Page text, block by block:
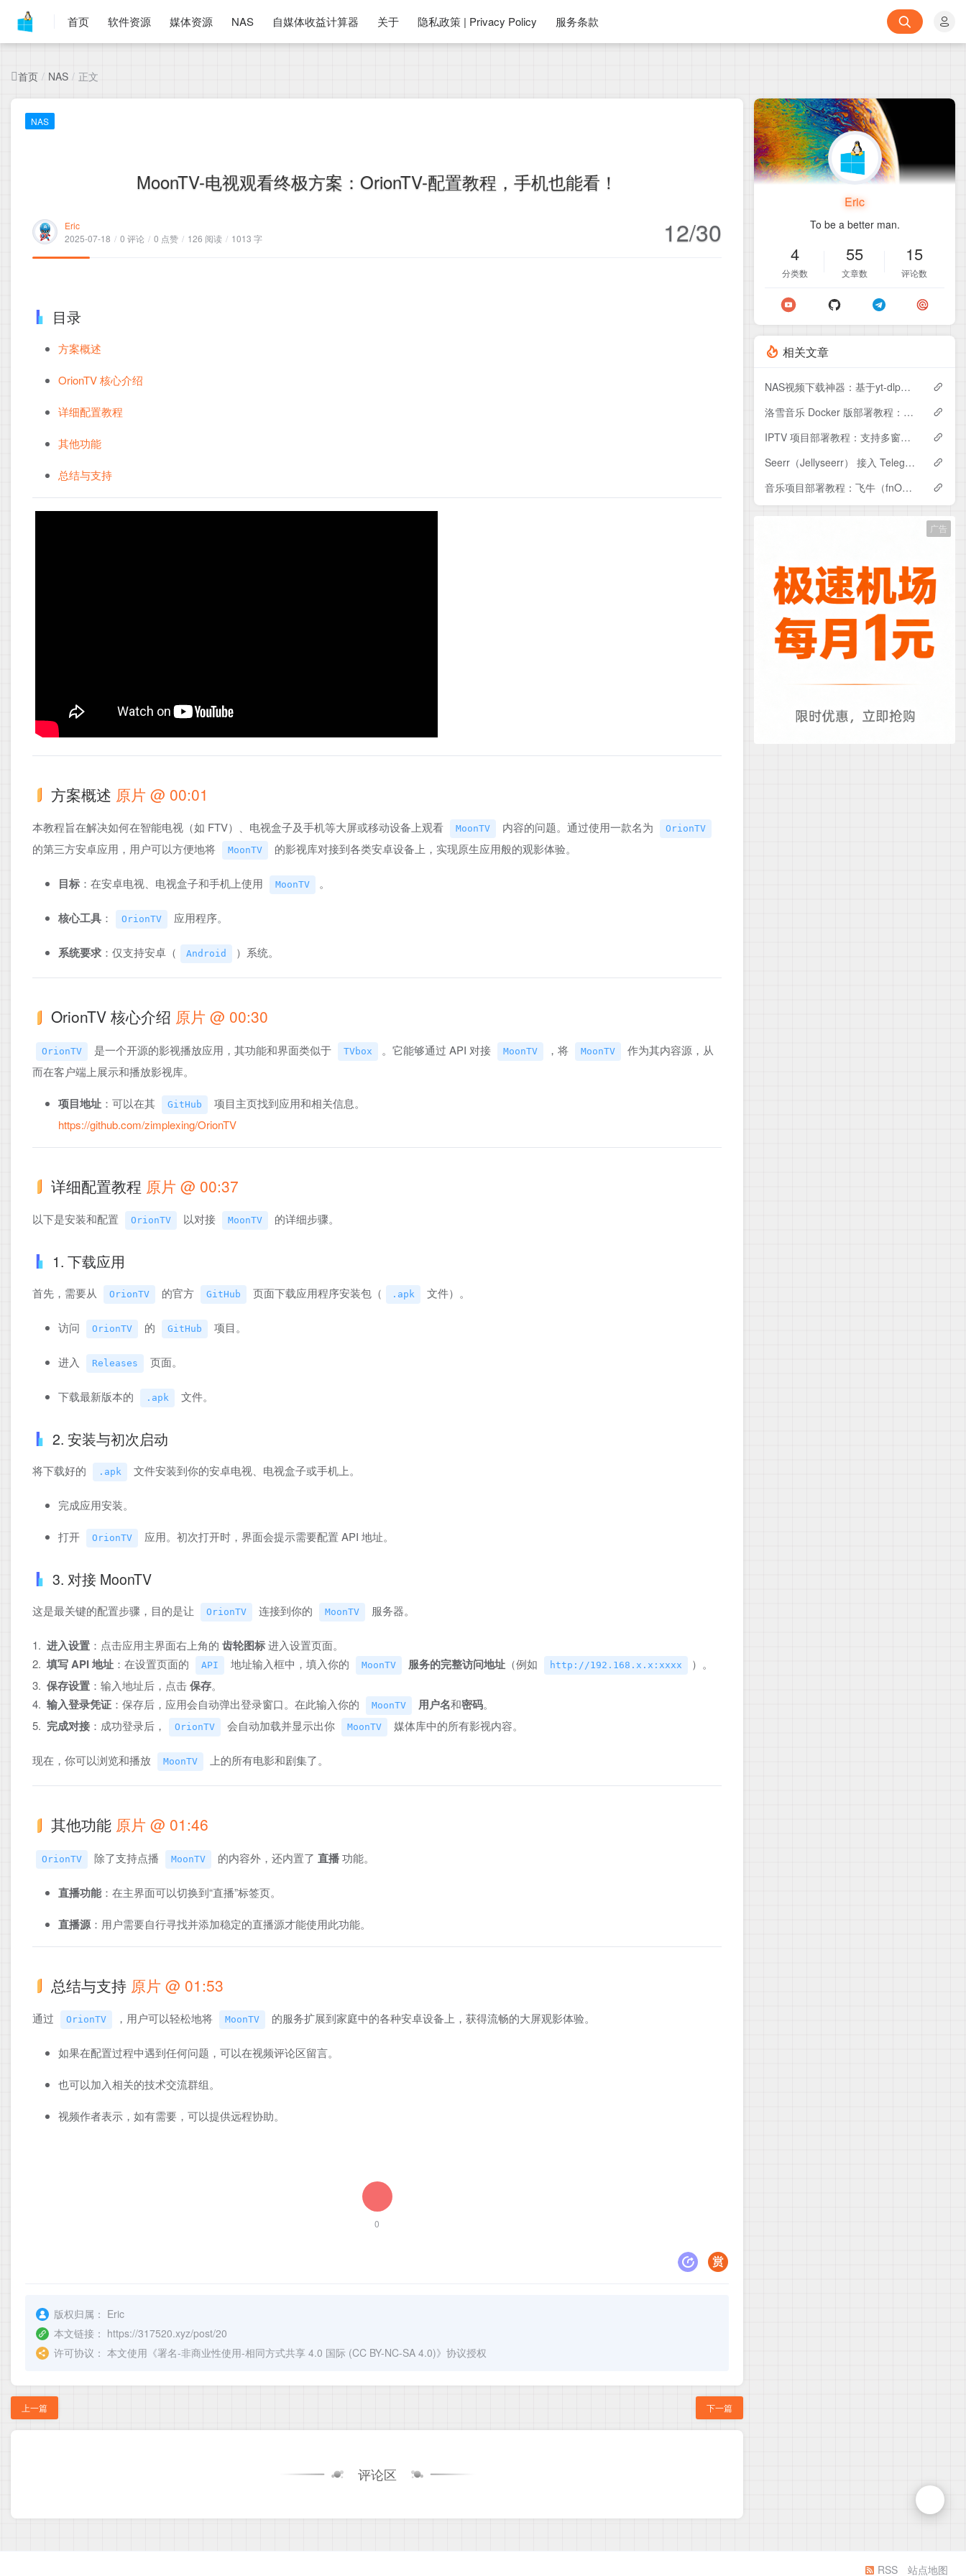
首页 软件资源 媒体资源 NAS 自媒体收益计算器 关于 隐私政策 | Privacy Policy 服务条款
首页 / NAS / 正文
NAS
MoonTV-电视观看终极方案：OrionTV-配置教程，手机也能看！
Eric
2025-07-18 / 0 评论 / 0 点赞 / 126 阅读 / 1013 字 12/30
目录
方案概述
OrionTV 核心介绍
详细配置教程
其他功能
总结与支持
方案概述 原片 @ 00:01
本教程旨在解决如何在智能电视（如 FTV）、电视盒子及手机等大屏或移动设备上观看 MoonTV 内容的问题。通过使用一款名为 OrionTV
的第三方安卓应用，用户可以方便地将 MoonTV 的影视库对接到各类安卓设备上，实现原生应用般的观影体验。
目标 ：在安卓电视、电视盒子和手机上使用 MoonTV 。
核心工具 ： OrionTV 应用程序。
系统要求 ：仅支持安卓（ Android ）系统。
OrionTV 核心介绍 原片 @ 00:30
OrionTV 是一个开源的影视播放应用，其功能和界面类似于 TVbox 。它能够通过 API 对接 MoonTV ，将 MoonTV
作为其内容源，从
而在客户端上展示和播放影视库。
项目地址 ：可以在其 GitHub
项目主页找到应用和相关信息。
https://github.com/zimplexing/OrionTV
详细配置教程 原片 @ 00:37
以下是安装和配置 OrionTV 以对接 MoonTV 的详细步骤。
1. 下载应用
首先，需要从 OrionTV 的官方 GitHub 页面下载应用程序安装包（ .apk 文件）。
访问 OrionTV 的 GitHub 项目。
进入 Releases 页面。
下载最新版本的 .apk 文件。
2. 安装与初次启动
将下载好的 .apk 文件安装到你的安卓电视、电视盒子或手机上。
完成应用安装。
打开 OrionTV 应用。初次打开时，界面会提示需要配置 API 地址。
3. 对接 MoonTV
这是最关键的配置步骤，目的是让 OrionTV 连接到你的 MoonTV 服务器。
1. 进入设置 ：点击应用主界面右上角的 齿轮图标进入设置页面。
2. 填写 API 地址 ：在设置页面的 API 地址输入框中，填入你的 MoonTV 服务的完整访问地址 （例如 http://192.168.x.x:xxxx
）。
3. 保存设置 ：输入地址后，点击保存。
4. 输入登录凭证 ：保存后，应用会自动弹出登录窗口。在此输入你的 MoonTV 用户名和密码。
5. 完成对接 ：成功登录后， OrionTV 会自动加载并显示出你 MoonTV 媒体库中的所有影视内容。
现在，你可以浏览和播放 MoonTV 上的所有电影和剧集了。
其他功能 原片 @ 01:46
OrionTV 除了支持点播 MoonTV 的内容外，还内置了 直播功能。
直播功能 ：在主界面可以切换到“直播”标签页。
直播源 ：用户需要自行寻找并添加稳定的直播源才能使用此功能。
总结与支持 原片 @ 01:53
通过 OrionTV ，用户可以轻松地将 MoonTV 的服务扩展到家庭中的各种安卓设备上，获得流畅的大屏观影体验。
如果在配置过程中遇到任何问题，可以在视频评论区留言。
也可以加入相关的技术交流群组。
视频作者表示，如有需要，可以提供远程协助。
0
版权归属： Eric
本文链接： https://317520.xyz/post/20
许可协议： 本文使用《署名-非商业性使用-相同方式共享 4.0 国际 (CC BY-NC-SA 4.0)》协议授权
上一篇 下一篇
评论区
Eric
To be a better man.
4
分类数
55
文章数
15
评论数
相关文章
NAS视频下载神器：基于yt-dlp的Web界面部署教程（附Compose配置）
洛雪音乐 Docker 版部署教程：支持自定义音源、多平台搜索与音乐下载
IPTV 项目部署教程：支持多窗口播放与定时录制（适合世界杯等赛事）
Seerr（Jellyseerr） 接入 Telegram 机器人教程：远程添加电影请求
音乐项目部署教程：飞牛（fnOS）Docker 搭建 + 接入 Jellyfin 实现统一管理
广告
RSS 站点地图